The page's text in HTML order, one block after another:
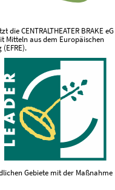
CENTRALTHEATER BRAKE
Mitteln aus dem Europäischen
Gebiete mit der Maßnahme